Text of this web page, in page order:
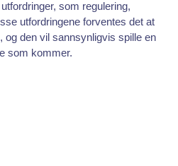
som regulering,
utfordringene forventes det at
og den vil sannsynligvis spille en
som kommer.